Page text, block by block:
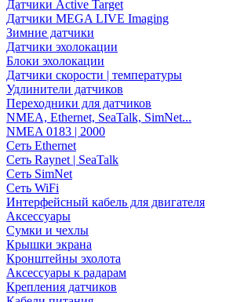
Датчики Active Target
Датчики MEGA LIVE Imaging
Зимние датчики
Датчики эхолокации
Блоки эхолокации
Датчики скорости | температуры
Удлинители датчиков
Переходники для датчиков
NMEA, Ethernet, SeaTalk, SimNet...
NMEA 0183 | 2000
Сеть Ethernet
Сеть Raynet | SeaTalk
Сеть SimNet
Сеть WiFi
Интерфейсный кабель для двигателя
Аксессуары
Сумки и чехлы
Крышки экрана
Кронштейны эхолота
Аксессуары к радарам
Крепления датчиков